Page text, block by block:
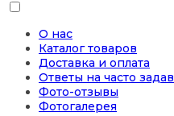
О нас
Каталог товаров
Доставка и оплата
Ответы на часто
Фото-отзывы
Фотогалерея